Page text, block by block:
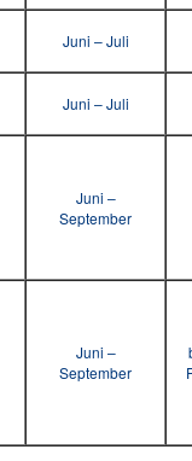
Juni – Juli
Juni – Juli
Juni –
September
Juni –
September